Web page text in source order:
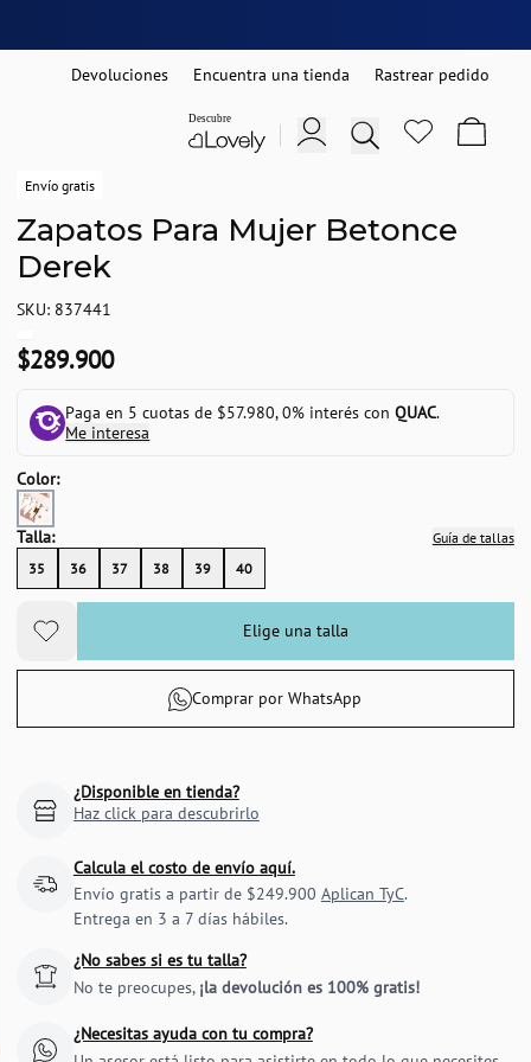
Devoluciones Encuentra una tienda Rastrear pedido
Envío gratis
Zapatos Para Mujer Betonce
Derek
SKU: 837441
$289.900
Paga en 5 cuotas de $57.980, 0% interés conQUAC.
Me interesa
Color:
Talla:
Guía de tallas
35
36 37 38 39 40
Elige una talla
Comprar por WhatsApp
¿Disponible en tienda?
Haz click para descubrirlo
Calcula el costo de envío aquí.
Envío gratis a partir de $249.900 Aplican TyC.
Entrega en 3 a 7 días hábiles.
¿No sabes si es tu talla?
No te preocupes, ¡la devolución es 100% gratis!
¿Necesitas ayuda con tu compra?